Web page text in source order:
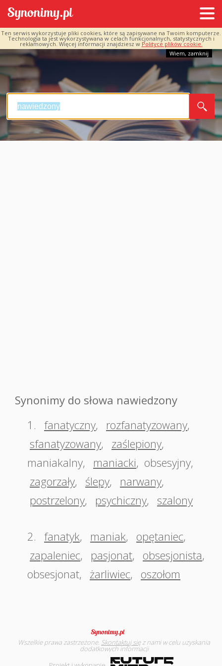
Ten serwis wykorzystuje pliki cookies, które są zapisywane na Twoim komputerze.
Technologia ta jest wykorzystywana w celach funkcjonalnych, statystycznych i
reklamowych. Więcej informacji znajdziesz w Polityce plików cookie.
Wiem, zamknij
Synonimy do słowa nawiedzony
1. fanatyczny, rozfanatyzowany,
sfanatyzowany, zaślepiony,
maniakalny, maniacki, obsesyjny,
zagorzały, ślepy, narwany,
postrzelony, psychiczny, szalony
2. fanatyk, maniak, opętaniec,
zapaleniec, pasjonat, obsesjonista,
obsesjonat, żarliwiec, oszołom
Wszelkie prawa zastrzeżone. Skontaktuj sięz nami w celu uzyskania
dodatkowych informacji